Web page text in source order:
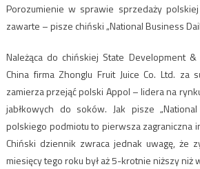
Porozumienie w sprawie sprzedaży
zawarte – pisze chiński „National Business
Należąca do chińskiej State Development
China firma Zhonglu Fruit Juice Co. Ltd. za
zamierza przejąć polski Appol – lidera na
jabłkowych do soków. Jak pisze
polskiego podmiotu to pierwsza zagraniczna
Chiński dziennik zwraca jednak uwagę, że
miesięcy tego roku był aż 5-krotnie niższy niż